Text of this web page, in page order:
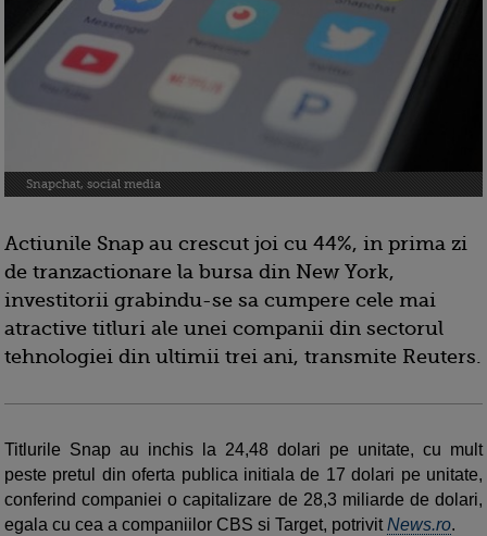
Snapchat, social media
Actiunile Snap au crescut joi cu 44%, in prima zi
de tranzactionare la bursa din New York,
investitorii grabindu-se sa cumpere cele mai
atractive titluri ale unei companii din sectorul
tehnologiei din ultimii trei ani, transmite Reuters.
Titlurile Snap au inchis la 24,48 dolari pe unitate, cu mult
peste pretul din oferta publica initiala de 17 dolari pe unitate,
conferind companiei o capitalizare de 28,3 miliarde de dolari,
egala cu cea a companiilor CBS si Target, potrivitNews.ro.